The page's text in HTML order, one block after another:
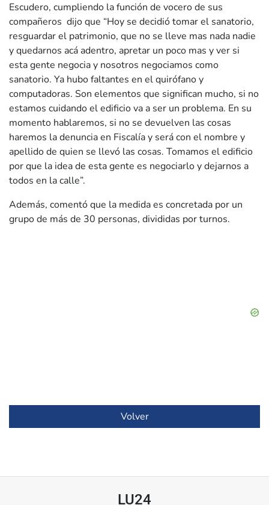
Escudero, cumpliendo la función de vocero de sus
compañeros dijo que “Hoy se decidió tomar el sanatorio,
resguardar el patrimonio, que no se lleve mas nada nadie
y quedarnos acá adentro, apretar un poco mas y ver si
esta gente negocia y nosotros negociamos como
sanatorio. Ya hubo faltantes en el quirófano y
computadoras. Son elementos que significan mucho, si no
estamos cuidando el edificio va a ser un problema. En su
momento hablaremos, si no se devuelven las cosas
haremos la denuncia en Fiscalía y será con el nombre y
apellido de quien se llevó las cosas. Tomamos el edificio
por que la idea de esta gente es negociarlo y dejarnos a
todos en la calle”.
Además, comentó que la medida es concretada por un
grupo de más de 30 personas, divididas por turnos.
Volver
LU24